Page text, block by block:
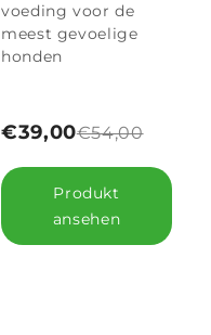
voeding voor de
meest gevoelige
honden
€39,00€54,00
Produkt
ansehen